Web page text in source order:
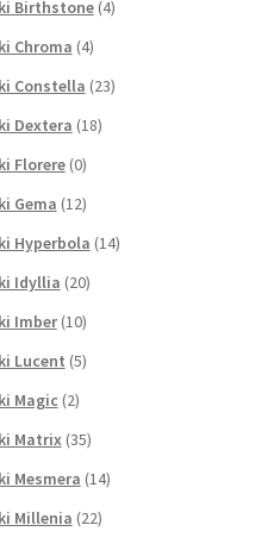
Birthstone (4)
Chroma (4)
Constella (23)
Dextera (18)
Florere (0)
Gema (12)
Hyperbola (14)
Idyllia (20)
Imber (10)
Lucent (5)
Magic (2)
Matrix (35)
Mesmera (14)
Millenia (22)